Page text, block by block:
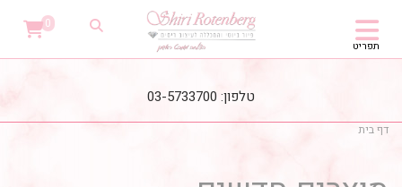
טלפון: 03-5733700
תפריט
0
דף בית